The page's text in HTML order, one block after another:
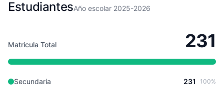
EstudiantesAño escolar 2025-2026
Matrícula Total 231
Secundaria 231 100%